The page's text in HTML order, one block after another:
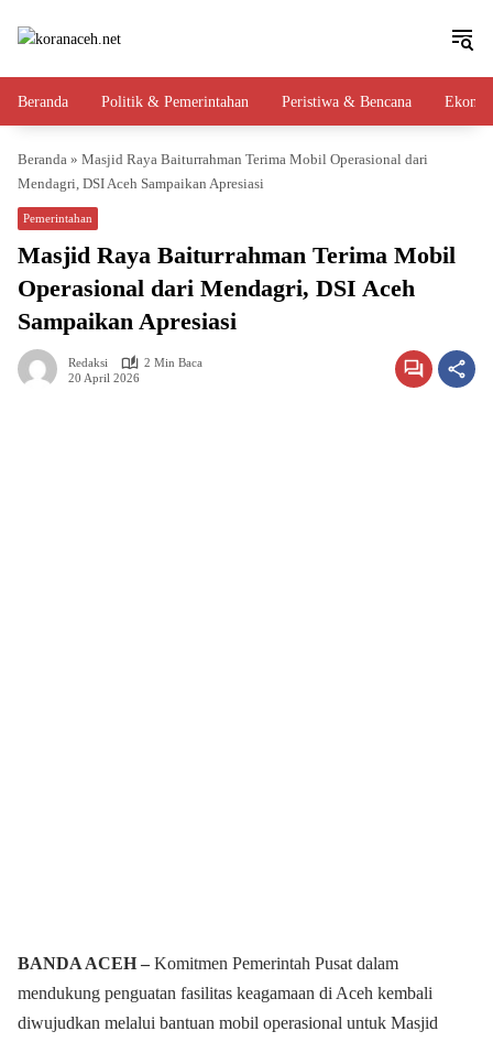
Beranda Politik & Pemerintahan Peristiwa & Bencana
Beranda » Masjid Raya Baiturrahman Terima Mobil Operasional dari
Mendagri, DSI Aceh Sampaikan Apresiasi
Pemerintahan
Masjid Raya Baiturrahman Terima Mobil
Operasional dari Mendagri, DSI Aceh
Sampaikan Apresiasi
Redaksi
2 Min Baca
20 April 2026
BANDA ACEH – Komitmen Pemerintah Pusat dalam
mendukung penguatan fasilitas keagamaan di Aceh kembali
diwujudkan melalui bantuan mobil operasional untuk Masjid